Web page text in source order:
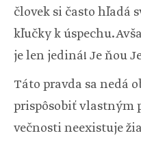
človek si často hľadá
kľučky k úspechu.
je len jediná! Je ňou
Táto pravda sa nedá
prispôsobiť vlastným
večnosti neexistuje